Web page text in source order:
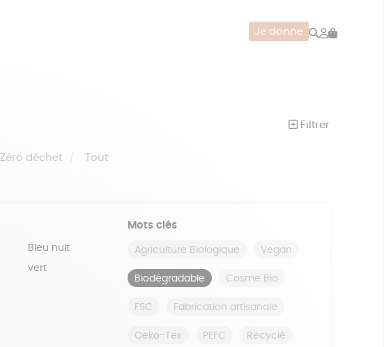
Je donne Rechercher
Mon
Filtrer
Zéro déchet Tout
Bleu nuit
vert
Mots clés
Agriculture Biologique Vegan
Biodégradable Cosme Bio
FSC Fabrication artisanale
Oeko-Tex PEFC Recyclé